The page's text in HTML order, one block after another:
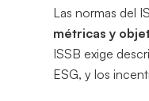
Las normas del
métricas y
ISSB exige
ESG, y los